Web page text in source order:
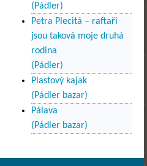
(Pádler)
Petra Plecitá – raftaři
jsou taková moje druhá
rodina
(Pádler)
Plastový kajak
(Pádler bazar)
Pálava
(Pádler bazar)